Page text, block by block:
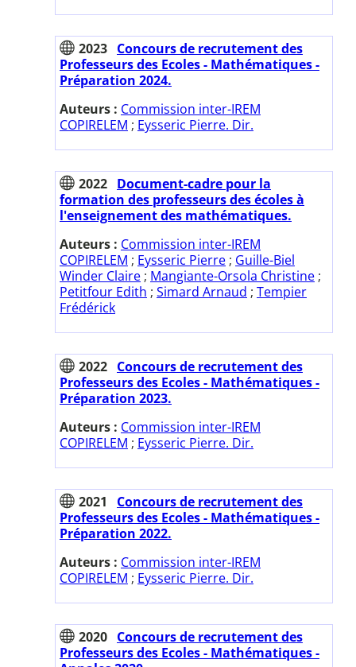
2023 Concours de recrutement des
Professeurs des Ecoles - Mathématiques -
Préparation 2024.
Auteurs : Commission inter-IREM
COPIRELEM ; Eysseric Pierre. Dir.
2022 Document-cadre pour la
formation des professeurs des écoles à
l'enseignement des mathématiques.
Auteurs : Commission inter-IREM
COPIRELEM ; Eysseric Pierre ; Guille-Biel
Winder Claire ; Mangiante-Orsola Christine ;
Petitfour Edith ; Simard Arnaud ; Tempier
Frédérick
2022 Concours de recrutement des
Professeurs des Ecoles - Mathématiques -
Préparation 2023.
Auteurs : Commission inter-IREM
COPIRELEM ; Eysseric Pierre. Dir.
2021
Concours de recrutement des
Professeurs des Ecoles - Mathématiques -
Préparation 2022.
Auteurs : Commission inter-IREM
COPIRELEM ; Eysseric Pierre. Dir.
2020 Concours de recrutement des
Professeurs des Ecoles - Mathématiques -